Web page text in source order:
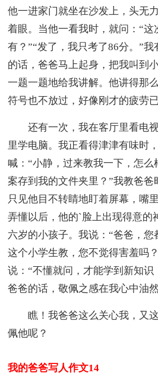
他一进家门就坐在沙发上，头无
着眼。当他一看我时，就问：“
有？”“发了，我只考了86分。”
的话，爸爸马上起身，把我叫到
一题一题地给我讲解。他讲得那
符号也不放过，好像刚才的疲劳
还有一次，我在客厅里看电视
里学电脑。我正看得津津有味时
喊：“小静，过来教我一下，怎
案存到我的文件夹里？”我教爸爸
只见他目不转睛地盯着屏幕，嘴
弄懂以后，他的`脸上出现得意的
六岁的小孩子。我说：“爸爸，
这个小学生教，您不觉得害羞吗
说：“不懂就问，才能学到新知识
爸爸的话，敬佩之感在我心中油然
瞧！我爸爸这么关心我，又这
佩他呢？
我的爸爸写人作文14